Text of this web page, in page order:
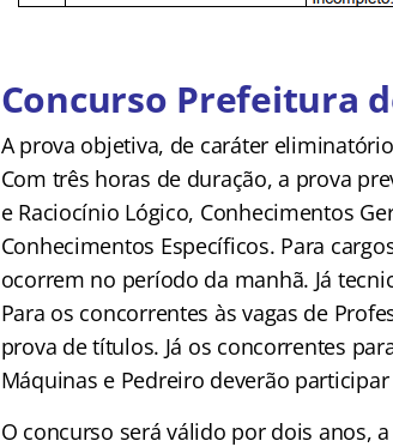
Concurso Prefeitura
A prova objetiva, de caráter
Com três horas de duração, a prova
e Raciocínio Lógico, Conhecimentos
Conhecimentos Específicos. Para
ocorrem no período da manhã. Já
Para os concorrentes às vagas de
prova de títulos. Já os concorrentes
Máquinas e Pedreiro deverão
O concurso será válido por dois anos,